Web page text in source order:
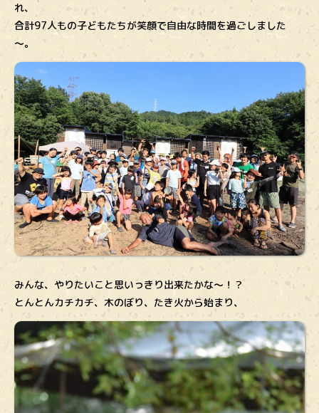
れ、
合計97人もの子どもたちが笑顔で自由な時間を過ごしました
～。
みんな、やりたいこと思いっきり出来たかな～！？
とんとんカチカチ、木のぼり、たき火から始まり、